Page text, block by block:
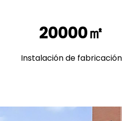
20000㎡
Instalación de fabricación